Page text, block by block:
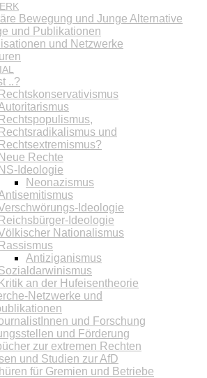
Bewegung und Junge Alternative
und Publikationen
und Netzwerke
..?
Rechtskonservativismus
Rechtspopulismus,
Rechtsradikalismus und
Rechtsextremismus?
Neue Rechte
NS-Ideologie
Neonazismus
Ideologie
Reichsbürger-Ideologie
Nationalismus
Rassismus
Antiziganismus
Kritik an der Hufeisentheorie
Netzwerke und
und Forschung
und Förderung
zur extremen Rechten
und Studien zur AfD
für Gremien und Betriebe